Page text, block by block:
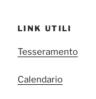
LINK UTILI
Tesseramento
Calendario